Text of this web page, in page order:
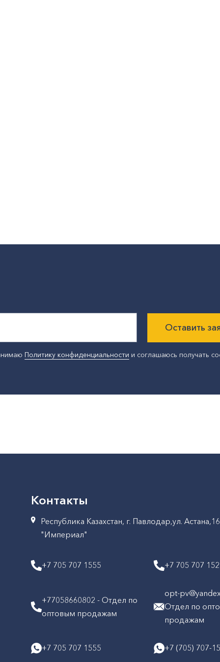
Оставить
Политику конфиденциальности и соглашаюсь получать
Контакты
Республика Казахстан, г. Павлодар,ул.
"Империал"
+7 705 707 1555 +7 705 707
+77058660802 - Отдел по
оптовым продажам
opt-
Отдел по
продажам
+7 705 707 1555 +7 (705) 707-